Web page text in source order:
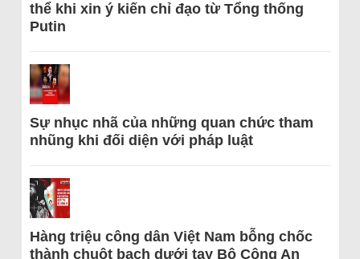
thể khi xin ý kiến chỉ đạo từ Tổng thống
Putin
Sự nhục nhã của những quan chức tham
nhũng khi đối diện với pháp luật
Hàng triệu công dân Việt Nam bỗng chốc
thành chuột bạch dưới tay Bộ Công An